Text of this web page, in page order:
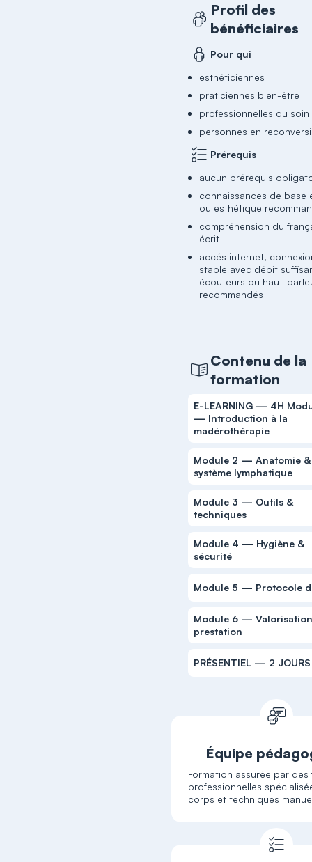
Profil des
bénéficiaires
Pour qui
esthéticiennes
praticiennes bien-être
professionnelles du
personnes en
Prérequis
aucun prérequis
connaissances de base
ou esthétique
compréhension du
écrit
accés internet,
stable avec débit
écouteurs ou haut-
recommandés
Contenu de la
formation
E-LEARNING — 4H
— Introduction à la
madérothérapie
Module 2 — Anatomie &
système lymphatique
Module 3 — Outils &
techniques
Module 4 — Hygiène &
sécurité
Module 5 — Protocole
Module 6 —
prestation
PRÉSENTIEL — 2
Équipe
Formation assurée par
professionnelles
corps et techniques